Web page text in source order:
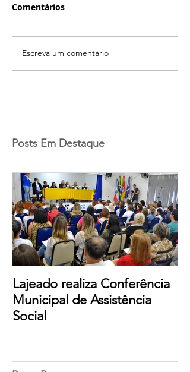
Comentários
Escreva um comentário
Posts Em Destaque
Lajeado realiza Conferência
Municipal de Assistência
Social